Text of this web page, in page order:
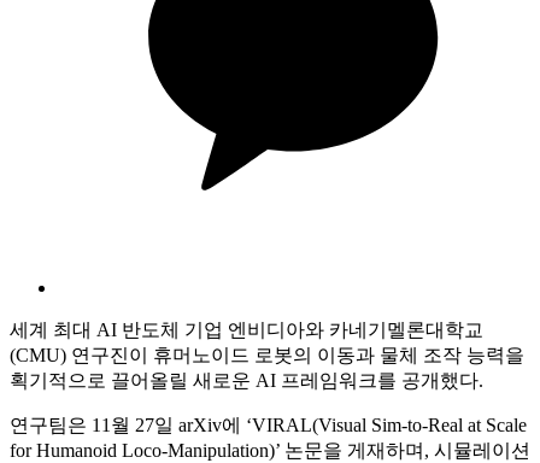
세계 최대 AI 반도체 기업 엔비디아와 카네기멜론대학교
(CMU) 연구진이 휴머노이드 로봇의 이동과 물체 조작 능력을
획기적으로 끌어올릴 새로운 AI 프레임워크를 공개했다.
연구팀은 11월 27일 arXiv에 ‘VIRAL(Visual Sim-to-Real at Scale
for Humanoid Loco-Manipulation)’ 논문을 게재하며, 시뮬레이션